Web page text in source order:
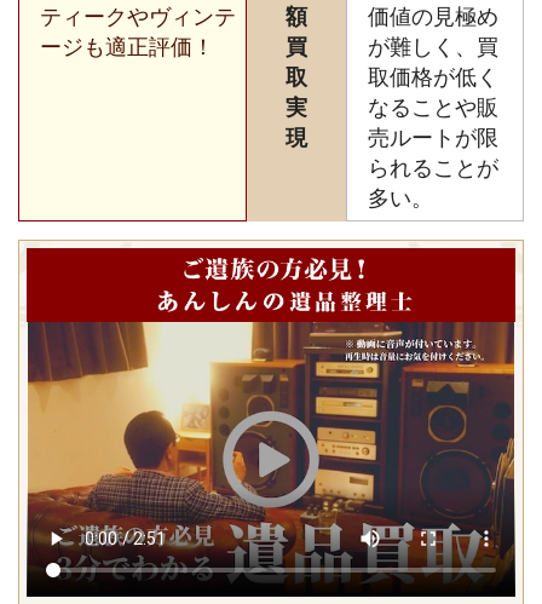
ティークやヴィンテ
ージも適正評価！
額
買
取
実
現
価値の見極め
が難しく、買
取価格が低く
なることや販
売ルートが限
られることが
多い。